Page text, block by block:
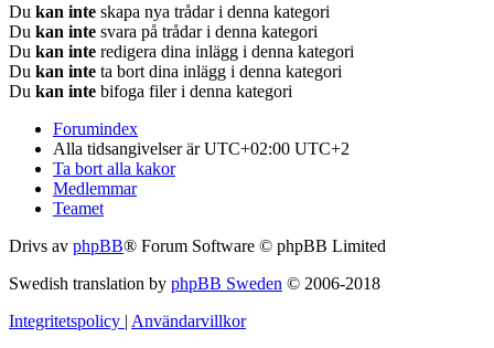
Du kan inte skapa nya trådar i denna kategori
Du kan inte svara på trådar i denna kategori
Du kan inte redigera dina inlägg i denna kategori
Du kan inte ta bort dina inlägg i denna kategori
Du kan inte bifoga filer i denna kategori
Forumindex
Alla tidsangivelser är UTC+02:00 UTC+2
Ta bort alla kakor
Medlemmar
Teamet
Drivs av phpBB® Forum Software © phpBB Limited
Swedish translation by phpBB Sweden © 2006-2018
Integritetspolicy | Användarvillkor